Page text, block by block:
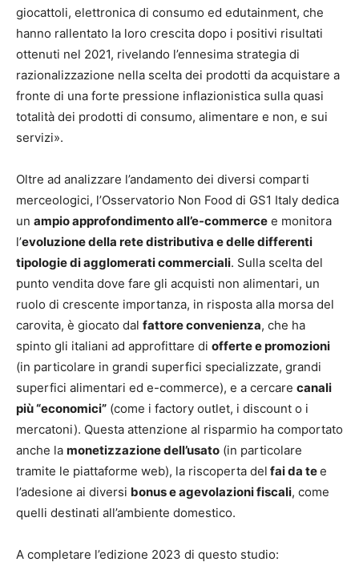
giocattoli, elettronica di consumo ed edutainment, che
hanno rallentato la loro crescita dopo i positivi risultati
ottenuti nel 2021, rivelando l’ennesima strategia di
razionalizzazione nella scelta dei prodotti da acquistare a
fronte di una forte pressione inflazionistica sulla quasi
totalità dei prodotti di consumo, alimentare e non, e sui
servizi».
Oltre ad analizzare l’andamento dei diversi comparti
merceologici, l’Osservatorio Non Food di GS1 Italy dedica
un ampio approfondimento all’e-commerce e monitora
l’evoluzione della rete distributiva e delle differenti
tipologie di agglomerati commerciali. Sulla scelta del
punto vendita dove fare gli acquisti non alimentari, un
ruolo di crescente importanza, in risposta alla morsa del
carovita, è giocato dal fattore convenienza, che ha
spinto gli italiani ad approfittare di offerte e promozioni
(in particolare in grandi superfici specializzate, grandi
superfici alimentari ed e-commerce), e a cercare canali
più “economici” (come i factory outlet, i discount o i
mercatoni). Questa attenzione al risparmio ha comportato
anche la monetizzazione dell’usato (in particolare
tramite le piattaforme web), la riscoperta del fai da tee
l’adesione ai diversi bonus e agevolazioni fiscali, come
quelli destinati all’ambiente domestico.
A completare l’edizione 2023 di questo studio: